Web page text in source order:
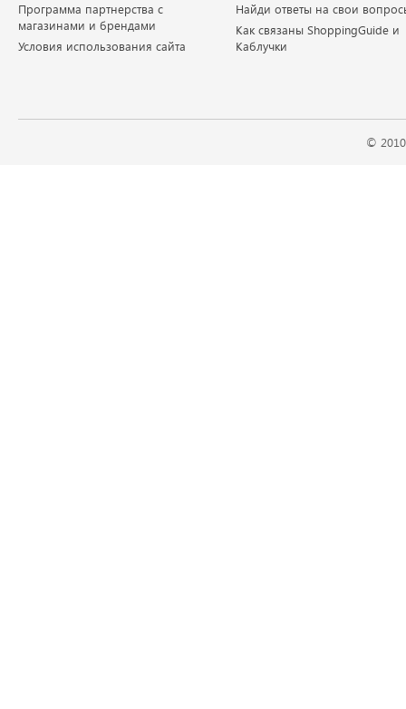
Программа партнерства с
магазинами и брендами
Условия использования сайта
Найди ответы на свои
Как связаны ShoppingGuide и
Каблучки
©